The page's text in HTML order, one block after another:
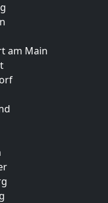
am Main